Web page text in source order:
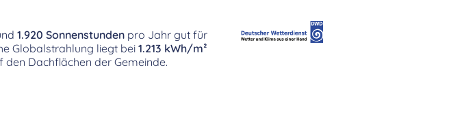
1.920 Sonnenstunden pro Jahr gut für
Globalstrahlung liegt bei 1.213 kWh/m²
Dachflächen der Gemeinde.